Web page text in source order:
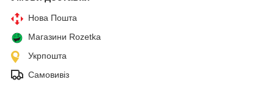
Нова Пошта
Магазини Rozetka
Укрпошта
Самовивіз